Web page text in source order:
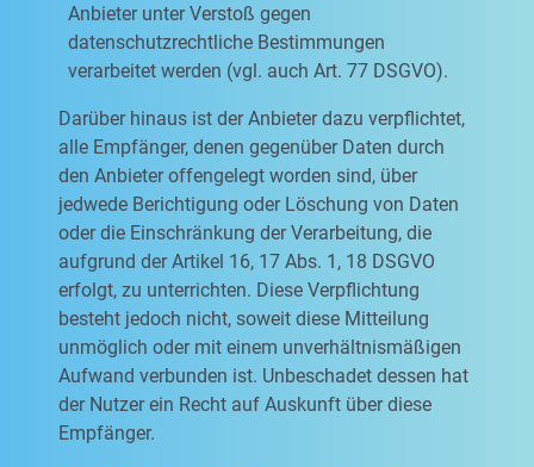
Anbieter unter Verstoß gegen
datenschutzrechtliche Bestimmungen
verarbeitet werden (vgl. auch Art. 77 DSGVO).
Darüber hinaus ist der Anbieter dazu verpflichtet,
alle Empfänger, denen gegenüber Daten durch
den Anbieter offengelegt worden sind, über
jedwede Berichtigung oder Löschung von Daten
oder die Einschränkung der Verarbeitung, die
aufgrund der Artikel 16, 17 Abs. 1, 18 DSGVO
erfolgt, zu unterrichten. Diese Verpflichtung
besteht jedoch nicht, soweit diese Mitteilung
unmöglich oder mit einem unverhältnismäßigen
Aufwand verbunden ist. Unbeschadet dessen hat
der Nutzer ein Recht auf Auskunft über diese
Empfänger.